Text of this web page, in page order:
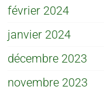
février 2024
janvier 2024
décembre 2023
novembre 2023